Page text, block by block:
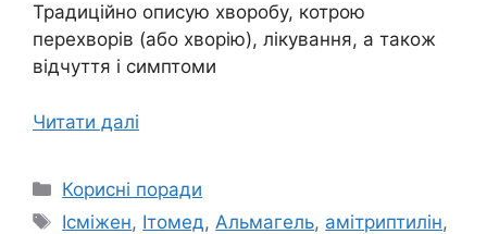
Традиційно описую хворобу, котрою
перехворів (або хворію), лікування, а також
відчуття і симптоми
Читати далі
Категорії
Корисні поради
Позначки
Ісміжен, Ітомед, Альмагель, амітриптилін,